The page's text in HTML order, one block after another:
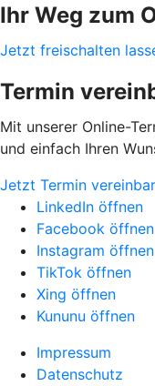
Ihr Weg zum
Jetzt freischalten
Termin
Mit unserer Online-
und einfach Ihren
Jetzt Termin
LinkedIn öffnen
Facebook öffnen
Instagram öffnen
TikTok öffnen
Xing öffnen
Kununu öffnen
Impressum
Datenschutz